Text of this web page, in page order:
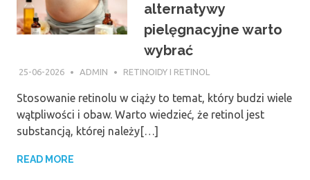
alternatywy
pielęgnacyjne warto
wybrać
25-06-2026 ADMIN RETINOIDY I RETINOL
Stosowanie retinolu w ciąży to temat, który budzi wiele
wątpliwości i obaw. Warto wiedzieć, że retinol jest
substancją, której należy[…]
READ MORE